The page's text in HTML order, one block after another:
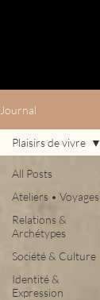
Journal
All Posts
Ateliers • Voyages
Relations &
Archétypes
Société & Culture
Identité &
Expression
Plaisirs de vivre